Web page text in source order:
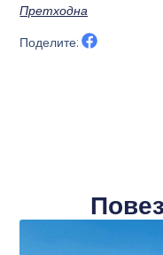
Претходна
Поделите: